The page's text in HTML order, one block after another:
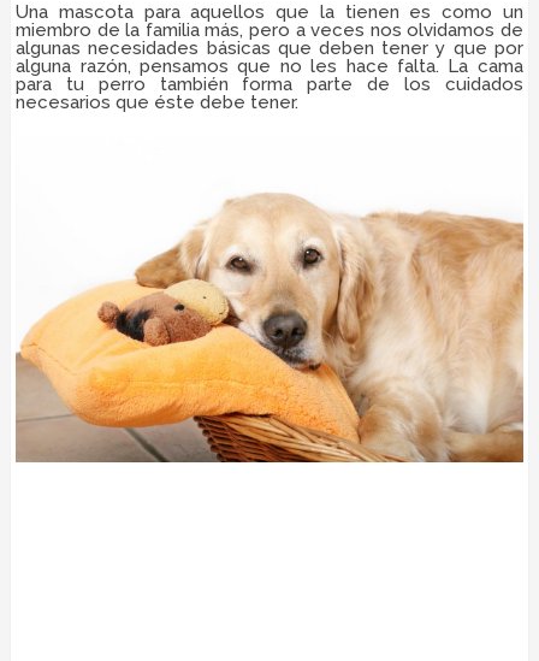
Una mascota para aquellos que la tienen es como un
miembro de la familia más, pero a veces nos olvidamos de
algunas necesidades básicas que deben tener y que por
alguna razón, pensamos que no les hace falta. La cama
para tu perro también forma parte de los cuidados
necesarios que éste debe tener.